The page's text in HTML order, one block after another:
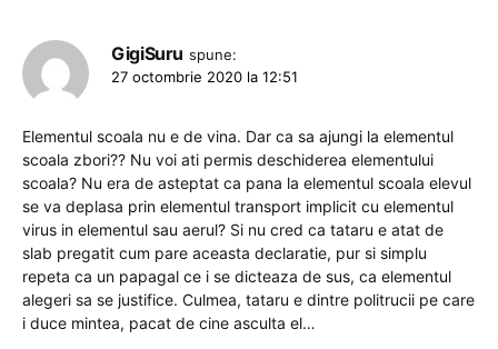
GigiSuru spune:
27 octombrie 2020 la 12:51
Elementul scoala nu e de vina. Dar ca sa ajungi la elementul
scoala zbori?? Nu voi ati permis deschiderea elementului
scoala? Nu era de asteptat ca pana la elementul scoala elevul
se va deplasa prin elementul transport implicit cu elementul
virus in elementul sau aerul? Si nu cred ca tataru e atat de
slab pregatit cum pare aceasta declaratie, pur si simplu
repeta ca un papagal ce i se dicteaza de sus, ca elementul
alegeri sa se justifice. Culmea, tataru e dintre politrucii pe care
i duce mintea, pacat de cine asculta el…